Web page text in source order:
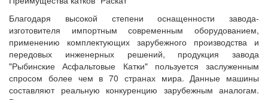
Благодаря высокой степени оснащенности завода-
изготовителя импортным современным оборудованием,
применению комплектующих зарубежного производства и
передовых инженерных решений, продукция завода
"Рыбинские Асфальтовые Катки" пользуется заслуженным
спросом более чем в 70 странах мира. Данные машины
составляют реальную конкуренцию зарубежным аналогам.